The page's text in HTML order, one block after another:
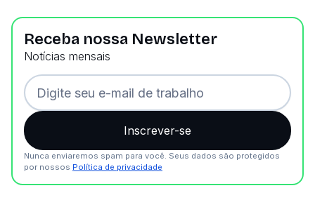
Receba nossa Newsletter
Notícias mensais
Nunca enviaremos spam para você. Seus dados são protegidos
por nossos Política de privacidade